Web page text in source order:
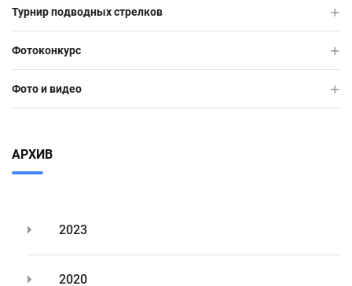
Турнир подводных стрелков
Фотоконкурс
Фото и видео
АРХИВ
2023
2020